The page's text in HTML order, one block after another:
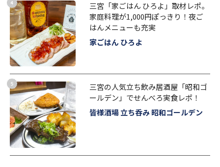
三宮「家ごはん ひろよ」取材レポ。
家庭料理が1,000円ぽっきり！夜ご
はんメニューも充実
家ごはん ひろよ
三宮の人気立ち飲み居酒屋「昭和ゴ
ールデン」でせんべろ実食レポ！
皆様酒場 立ち呑み 昭和ゴールデン